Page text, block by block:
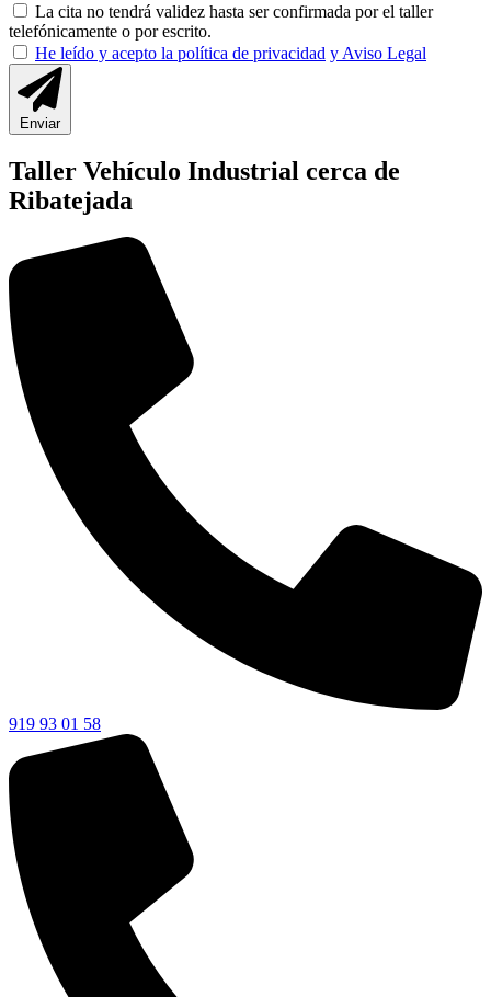
La cita no tendrá validez hasta ser confirmada por el taller
telefónicamente o por escrito.
He leído y acepto la política de privacidad y Aviso Legal
Enviar
Taller Vehículo Industrial cerca de
Ribatejada
919 93 01 58